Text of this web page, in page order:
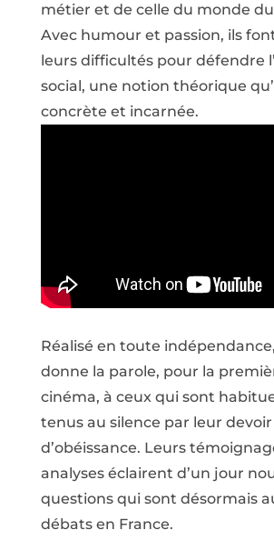
métier et de celle du monde
Avec humour et passion, ils
leurs difficultés pour défendre
social, une notion théorique
concrète et incarnée.
Réalisé en toute
donne la parole, pour la
cinéma, à ceux qui sont
tenus au silence par leur devoir
d’obéissance. Leurs
analyses éclairent d’un jour
questions qui sont désormais
débats en France.